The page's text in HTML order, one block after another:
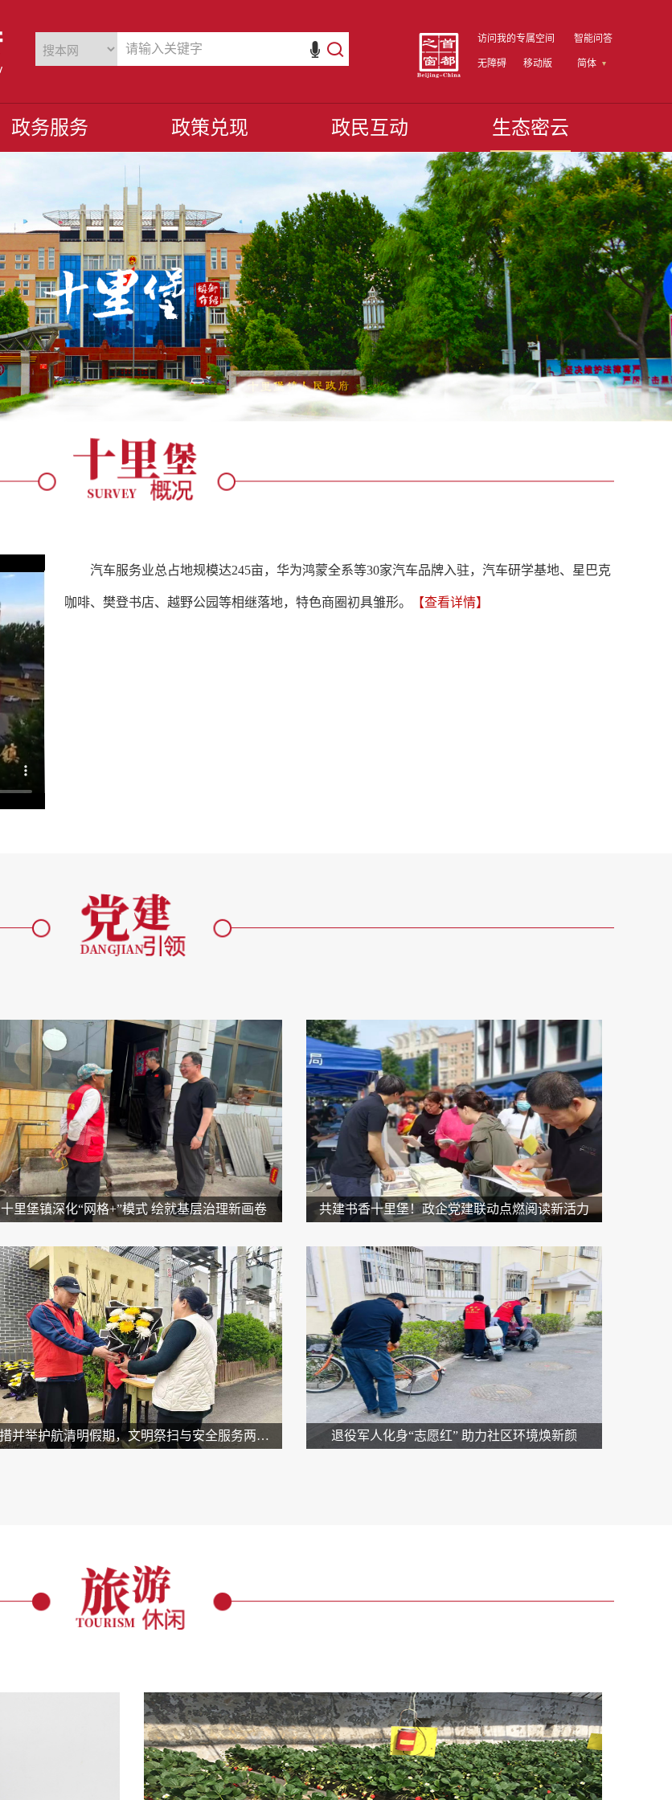
访问我的专属空间 智能问答
无障碍 移动版 简体
政务服务 政策兑现 政民互动 生态密云
汽车服务业总占地规模达245亩，华为鸿蒙全系等30家汽车品牌入驻，汽车研学基地、星巴克
咖啡、樊登书店、越野公园等相继落地，特色商圈初具雏形。 【查看详情】
十里堡镇深化“网格+”模式 绘就基层治理新画卷 共建书香十里堡！政企党建联动点燃阅读新活力
多措并举护航清明假期，文明祭扫与安全服务两不误 退役军人化身“志愿红” 助力社区环境焕新颜